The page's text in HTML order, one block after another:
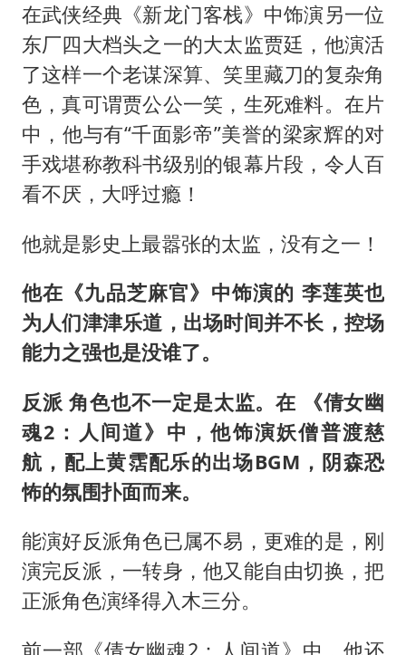
在武侠经典《新龙门客栈》中饰演另一位
东厂四大档头之一的大太监贾廷，他演活
了这样一个老谋深算、笑里藏刀的复杂角
色，真可谓贾公公一笑，生死难料。在片
中，他与有“千面影帝”美誉的梁家辉的对
手戏堪称教科书级别的银幕片段，令人百
看不厌，大呼过瘾！
他就是影史上最嚣张的太监，没有之一！
他在《九品芝麻官》中饰演的 李莲英也
为人们津津乐道，出场时间并不长，控场
能力之强也是没谁了。
反派 角色也不一定是太监。在 《倩女幽
魂2：人间道》中，他饰演妖僧普渡慈
航，配上黄霑配乐的出场BGM，阴森恐
怖的氛围扑面而来。
能演好反派角色已属不易，更难的是，刚
演完反派，一转身，他又能自由切换，把
正派角色演绎得入木三分。
前一部《倩女幽魂2：人间道》中，他还